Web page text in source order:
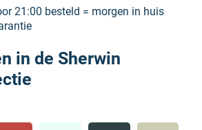
21:00 besteld = morgen in huis
in de Sherwin